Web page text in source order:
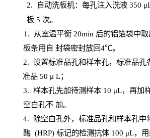
2.
自动洗板机：每孔注入洗液 350
板 5 次。
1 . 从室温平衡 20min 后的铝箔袋中
板条用自 封袋密封放回4℃。
2. 设置标准品孔和样本孔，标准品孔
准品 50 μ L；
3. 样本孔先加待测样本 10 μL，再加
空白孔不 加。
4.
除空白孔外，标准品孔和样本孔中
酶 (HRP) 标记的检测抗体 100 μL，